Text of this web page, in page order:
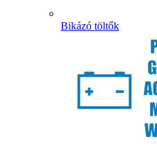
Bikázó töltők